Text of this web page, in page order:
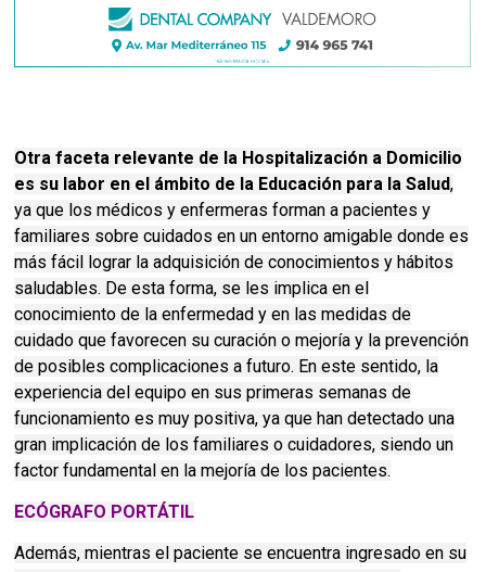
Otra faceta relevante de la Hospitalización a Domicilio
es su labor en el ámbito de la Educación para la Salud,
ya que los médicos y enfermeras forman a pacientes y
familiares sobre cuidados en un entorno amigable donde es
más fácil lograr la adquisición de conocimientos y hábitos
saludables. De esta forma, se les implica en el
conocimiento de la enfermedad y en las medidas de
cuidado que favorecen su curación o mejoría y la prevención
de posibles complicaciones a futuro. En este sentido, la
experiencia del equipo en sus primeras semanas de
funcionamiento es muy positiva, ya que han detectado una
gran implicación de los familiares o cuidadores, siendo un
factor fundamental en la mejoría de los pacientes.
ECÓGRAFO PORTÁTIL
Además, mientras el paciente se encuentra ingresado en su